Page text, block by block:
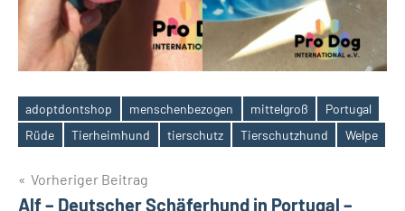
Schlagwörter
adoptdontshop menschenbezogen mittelgroß
Portugal
Rüde
Tierheimhund tierschutz Tierschutzhund Welpe
Beitragsnavigation
Vorheriger Beitrag
Alf – Deutscher Schäferhund in Portugal –